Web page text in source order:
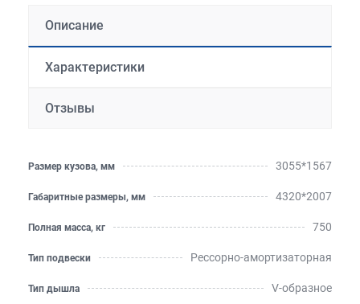
Описание
Характеристики
Отзывы
Размер кузова, мм 3055*1567
Габаритные размеры, мм 4320*2007
Полная масса, кг 750
Тип подвески Рессорно-амортизаторная
Тип дышла V-образное